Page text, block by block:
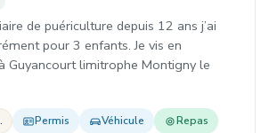
de puériculture depuis 12 ans j’ai
pour 3 enfants. Je vis en
Guyancourt limitrophe Montigny le
Permis Véhicule Repas